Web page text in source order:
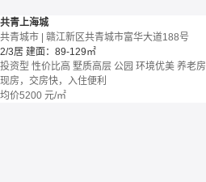
共青上海城
共青城市 | 赣江新区共青城市富华大道188号
2/3居 建面：89-129㎡
投资型 性价比高 墅质高层 公园 环境优美 养老房
现房，交房快，入住便利
均价5200 元/㎡